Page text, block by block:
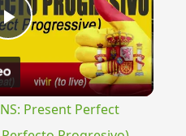
Play
Video
Present Perfect